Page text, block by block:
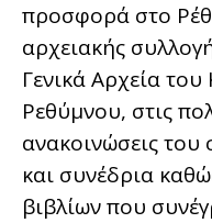
προσφορά στο
αρχειακής
Γενικά Αρχεία
Ρεθύμνου, στις
ανακοινώσεις
και συνέδρια
βιβλίων που